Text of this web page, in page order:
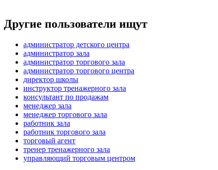
Другие пользователи ищут
администратор детского центра
администратор зала
администратор торгового зала
администратор торгового центра
директор школы
инструктор тренажерного зала
консультант по продажам
менеджер зала
менеджер торгового зала
работник зала
работник торгового зала
торговый агент
тренер тренажерного зала
управляющий торговым центром